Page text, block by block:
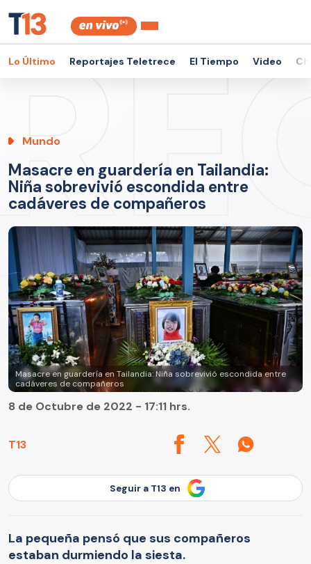
Lo Último Reportajes Teletrece El Tiempo Video
Mundo
Masacre en guardería en Tailandia:
Niña sobrevivió escondida entre
cadáveres de compañeros
Masacre en guardería en Tailandia: Niña sobrevivió escondida entre
cadáveres de compañeros
T13
8 de Octubre de 2022 - 17:11 hrs.
Seguir a T13 en
La pequeña pensó que sus compañeros
estaban durmiendo la siesta.